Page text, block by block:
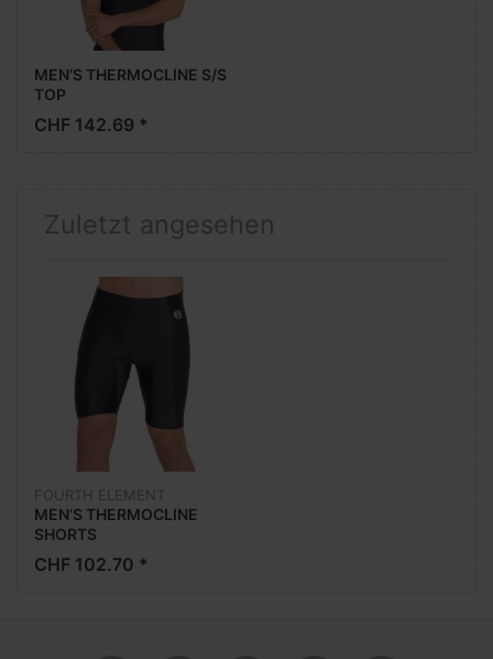
MEN’S THERMOCLINE S/S
TOP
CHF 142.69 *
Zuletzt angesehen
FOURTH ELEMENT
MEN’S THERMOCLINE
SHORTS
CHF 102.70 *